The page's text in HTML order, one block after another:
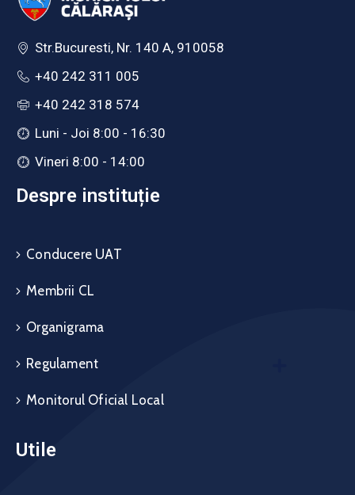
Str.Bucuresti, Nr. 140 A, 910058
+40 242 311 005
+40 242 318 574
Luni - Joi 8:00 - 16:30
Vineri 8:00 - 14:00
Despre instituție
Conducere UAT
Membrii CL
Organigrama
Regulament
Monitorul Oficial Local
Utile